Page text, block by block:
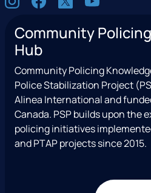
oI
s
a
g
a
m
F
c
e
b
o
o
k
X
e
T
w
i
t
t
e
Y
u
u
b
e
Community
Hub
Community Policing
Police Stabilization Project
Alinea International and
Canada. PSP builds upon the
policing initiatives
and PTAP projects since 2015.